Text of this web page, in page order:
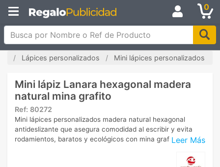
0
Busca por Nombre o Ref de Producto
Lápices personalizados Mini lápices personalizados
Mini lápiz Lanara hexagonal madera
natural mina grafito
Ref: 80272
Leer Más
Mini lápices personalizados madera natural hexagonal
antideslizante que asegura comodidad al escribir y evita
rodamientos, baratos y ecológicos con mina grafito.